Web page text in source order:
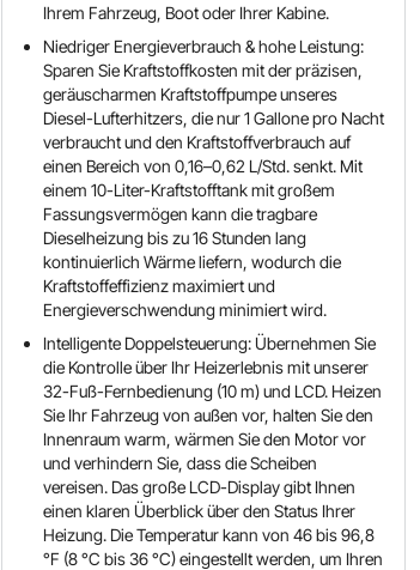
Ihrem Fahrzeug, Boot oder Ihrer Kabine.
Niedriger Energieverbrauch & hohe Leistung:
Sparen Sie Kraftstoffkosten mit der präzisen,
geräuscharmen Kraftstoffpumpe unseres
Diesel-Lufterhitzers, die nur 1 Gallone pro Nacht
verbraucht und den Kraftstoffverbrauch auf
einen Bereich von 0,16–0,62 L/Std. senkt. Mit
einem 10-Liter-Kraftstofftank mit großem
Fassungsvermögen kann die tragbare
Dieselheizung bis zu 16 Stunden lang
kontinuierlich Wärme liefern, wodurch die
Kraftstoffeffizienz maximiert und
Energieverschwendung minimiert wird.
Intelligente Doppelsteuerung: Übernehmen Sie
die Kontrolle über Ihr Heizerlebnis mit unserer
32-Fuß-Fernbedienung (10 m) und LCD. Heizen
Sie Ihr Fahrzeug von außen vor, halten Sie den
Innenraum warm, wärmen Sie den Motor vor
und verhindern Sie, dass die Scheiben
vereisen. Das große LCD-Display gibt Ihnen
einen klaren Überblick über den Status Ihrer
Heizung. Die Temperatur kann von 46 bis 96,8
°F (8 °C bis 36 °C) eingestellt werden, um Ihren